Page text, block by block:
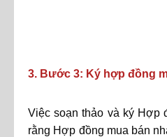
3. Bước 3: Ký hợp đồng
Việc soạn thảo và ký Hợp
rằng Hợp đồng mua bán